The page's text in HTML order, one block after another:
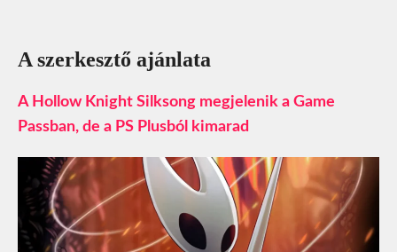
A szerkesztő ajánlata
A Hollow Knight Silksong megjelenik a Game
Passban, de a PS Plusból kimarad